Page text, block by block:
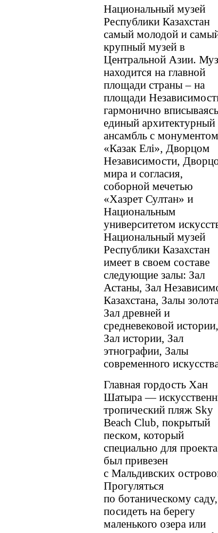
Национальный музей
Республики Казахстан
самый молодой и
крупный музей в
Центральной Азии.
находится на главной
площади страны – на
площади
гармонично
единый архитектурный
ансамбль с монументом
«Казак Елі», Дворцом
Независимости,
мира и согласия,
соборной мечетью
«Хазрет Султан» и
Национальным
университетом
Национальный музей
Республики Казахстан
имеет в своем составе
следующие залы: Зал
Астаны, Зал
Казахстана, Залы
Зал древней и
средневековой истории,
Зал истории, Зал
этнографии, Залы
современного
Главная гордость Хан
Шатыра —
тропический пляж Sky
Beach Club, покрытый
песком, который
специально для проекта
был привезен
с Мальдивских
Прогуляться
по ботаническому саду,
посидеть на берегу
маленького озера или